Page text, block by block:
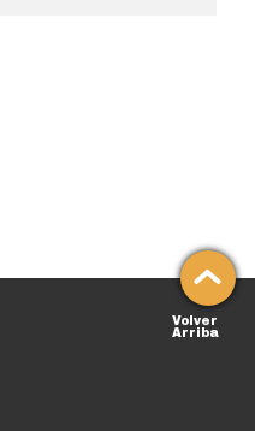
Volver
Arriba